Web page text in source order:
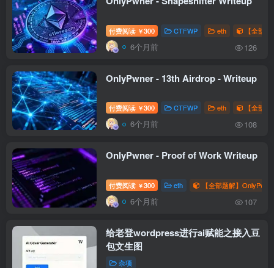
付费阅读 ￥300 CTFWP eth 【全部
6个月前 126
OnlyPwner - 13th Airdrop - Writeup
付费阅读 ￥300 CTFWP eth 【全部
6个月前 108
OnlyPwner - Proof of Work Writeup
付费阅读 ￥300 eth 【全部题解】
6个月前 107
给老登wordpress进行ai赋能之接入豆
包文生图
杂项